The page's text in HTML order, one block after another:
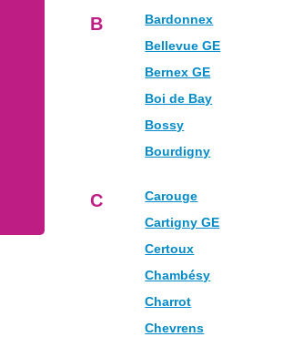
B
Bardonnex
Bellevue GE
Bernex GE
Boi de Bay
Bossy
Bourdigny
C
Carouge
Cartigny GE
Certoux
Chambésy
Charrot
Chevrens